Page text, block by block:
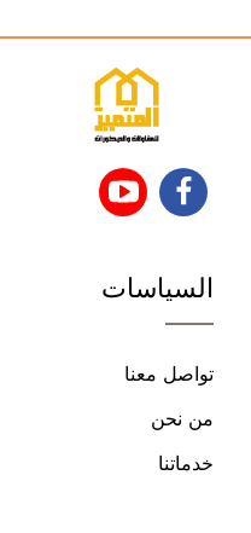
تابعنا
فيسبوك
تابعنا
السياسات
تواصل معنا
من نحن
خدماتنا